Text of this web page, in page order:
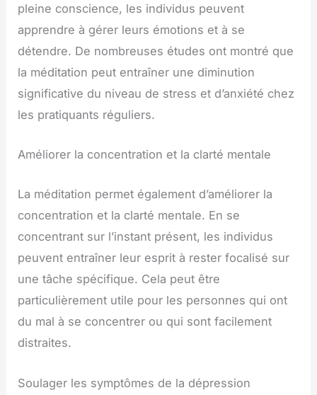
pleine conscience, les individus peuvent
apprendre à gérer leurs émotions et à se
détendre. De nombreuses études ont montré que
la méditation peut entraîner une diminution
significative du niveau de stress et d’anxiété chez
les pratiquants réguliers.
Améliorer la concentration et la clarté mentale
La méditation permet également d’améliorer la
concentration et la clarté mentale. En se
concentrant sur l’instant présent, les individus
peuvent entraîner leur esprit à rester focalisé sur
une tâche spécifique. Cela peut être
particulièrement utile pour les personnes qui ont
du mal à se concentrer ou qui sont facilement
distraites.
Soulager les symptômes de la dépression